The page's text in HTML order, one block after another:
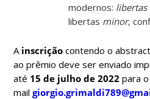
modernos:
libertas minor,
A inscrição contendo o
ao prêmio deve ser enviado
até 15 de julho de 2022 para
mail